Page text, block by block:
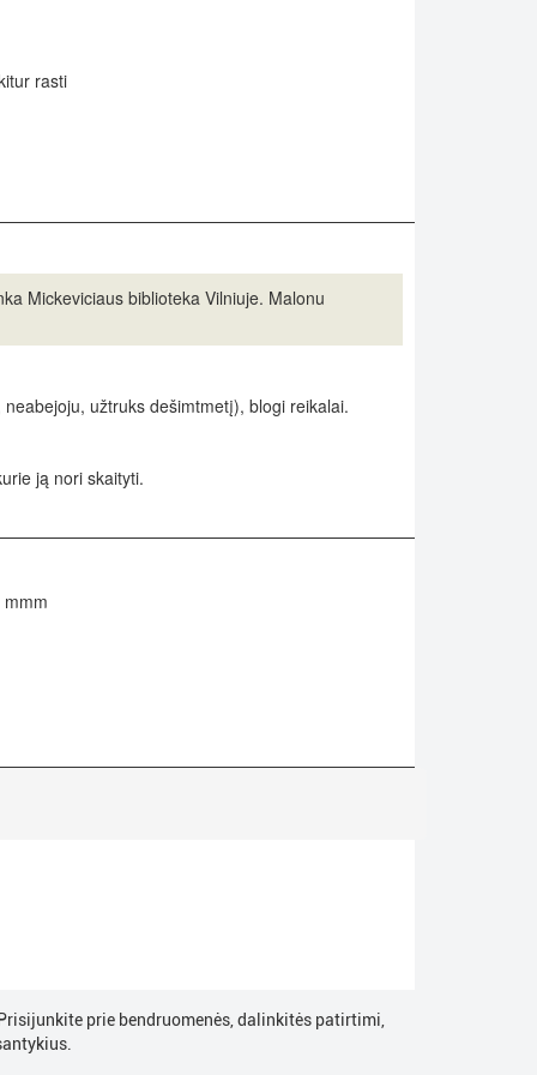
rasti
Mickeviciaus biblioteka Vilniuje. Malonu
užtruks dešimtmetį), blogi reikalai.
ją nori skaityti.
prie bendruomenės, dalinkitės patirtimi,